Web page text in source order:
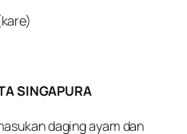
SINGAPURA
daging ayam dan